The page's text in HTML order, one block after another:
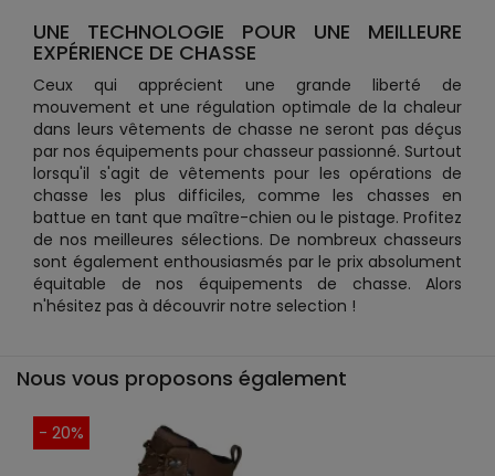
UNE TECHNOLOGIE POUR UNE MEILLEURE
EXPÉRIENCE DE CHASSE
Ceux qui apprécient une grande liberté de
mouvement et une régulation optimale de la chaleur
dans leurs vêtements de chasse ne seront pas déçus
par nos équipements pour chasseur passionné. Surtout
lorsqu'il s'agit de vêtements pour les opérations de
chasse les plus difficiles, comme les chasses en
battue en tant que maître-chien ou le pistage. Profitez
de nos meilleures sélections. De nombreux chasseurs
sont également enthousiasmés par le prix absolument
équitable de nos équipements de chasse. Alors
n'hésitez pas à découvrir notre selection !
Nous vous proposons également
- 20%